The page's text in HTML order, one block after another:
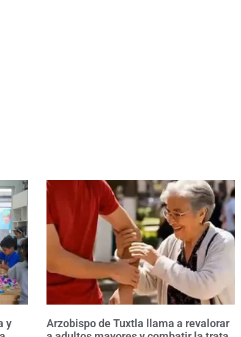
y
Arzobispo de Tuxtla llama a revalorar